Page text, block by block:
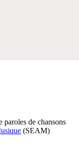
paroles de chansons
(SEAM)